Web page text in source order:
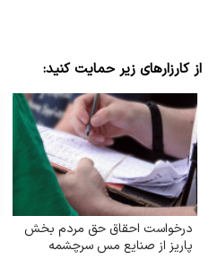
از کارزارهای زیر حمایت کنید:
درخواست احقاق حق مردم بخش
پاریز از صنایع مس سرچشمه